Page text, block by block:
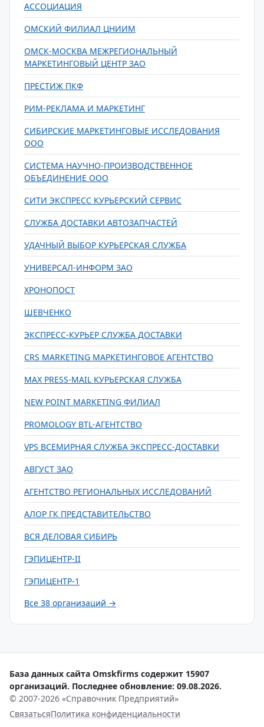
АССОЦИАЦИЯ
ОМСКИЙ ФИЛИАЛ ЦНИИМ
ОМСК-МОСКВА МЕЖРЕГИОНАЛЬНЫЙ
МАРКЕТИНГОВЫЙ ЦЕНТР ЗАО
ПРЕСТИЖ ПКФ
РИМ-РЕКЛАМА И МАРКЕТИНГ
СИБИРСКИЕ МАРКЕТИНГОВЫЕ ИССЛЕДОВАНИЯ
ООО
СИСТЕМА НАУЧНО-ПРОИЗВОДСТВЕННОЕ
ОБЪЕДИНЕНИЕ ООО
СИТИ ЭКСПРЕСС КУРЬЕРСКИЙ СЕРВИС
СЛУЖБА ДОСТАВКИ АВТОЗАПЧАСТЕЙ
УДАЧНЫЙ ВЫБОР КУРЬЕРСКАЯ СЛУЖБА
УНИВЕРСАЛ-ИНФОРМ ЗАО
ХРОНОПОСТ
ШЕВЧЕНКО
ЭКСПРЕСС-КУРЬЕР СЛУЖБА ДОСТАВКИ
CRS MARKETING МАРКЕТИНГОВОЕ АГЕНТСТВО
MAX PRESS-MAIL КУРЬЕРСКАЯ СЛУЖБА
NEW POINT MARKETING ФИЛИАЛ
PROMOLOGY BTL-АГЕНТСТВО
VPS ВСЕМИРНАЯ СЛУЖБА ЭКСПРЕСС-ДОСТАВКИ
АВГУСТ ЗАО
АГЕНТСТВО РЕГИОНАЛЬНЫХ ИССЛЕДОВАНИЙ
АЛОР ГК ПРЕДСТАВИТЕЛЬСТВО
ВСЯ ДЕЛОВАЯ СИБИРЬ
ГЭПИЦЕНТР-II
ГЭПИЦЕНТР-1
Все 38 организаций →
База данных сайта Omskfirms содержит 15907
организаций. Последнее обновление: 09.08.2026.
© 2007-2026 «Справочник Предприятий»
СвязатьсяПолитика конфиденциальности